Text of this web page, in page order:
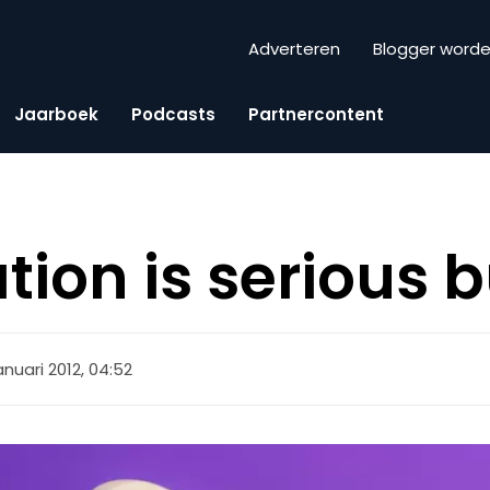
Adverteren Blogger
Jaarboek Podcasts Partnercontent
is serious
2012, 04:52